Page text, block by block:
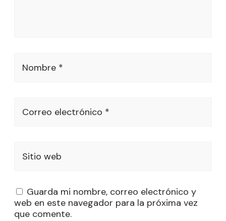
Nombre *
Correo electrónico *
Sitio web
Guarda mi nombre, correo electrónico y
web en este navegador para la próxima vez
que comente.